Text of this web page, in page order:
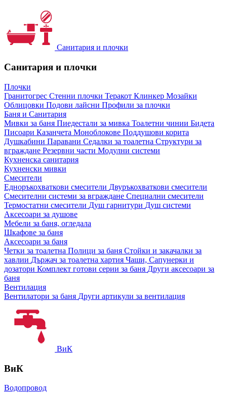
Санитария и плочки
Санитария и плочки
Плочки
Гранитогрес Стенни плочки Теракот Клинкер Мозайки
Облицовки Подови лайсни Профили за плочки
Баня и Санитария
Мивки за баня Пиедестали за мивка Тоалетни чинии Бидета
Писоари Казанчета Моноблокове Поддушови корита
Душкабини Паравани Седалки за тоалетна Структури за
вграждане Резервни части Модулни системи
Кухненска санитария
Кухненски мивки
Смесители
Едноръкохваткови смесители Двуръкохваткови смесители
Смесителни системи за вграждане Специални смесители
Термостатни смесители Душ гарнитури Душ системи
Аксесоари за душове
Мебели за баня, огледала
Шкафове за баня
Аксесоари за баня
Четки за тоалетна Полици за баня Стойки и закачалки за
хавлии Държач за тоалетна хартия Чаши, Сапунерки и
дозатори Комплект готови серии за баня Други аксесоари за
баня
Вентилация
Вентилатори за баня Други артикули за вентилация
ВиК
ВиК
Водопровод